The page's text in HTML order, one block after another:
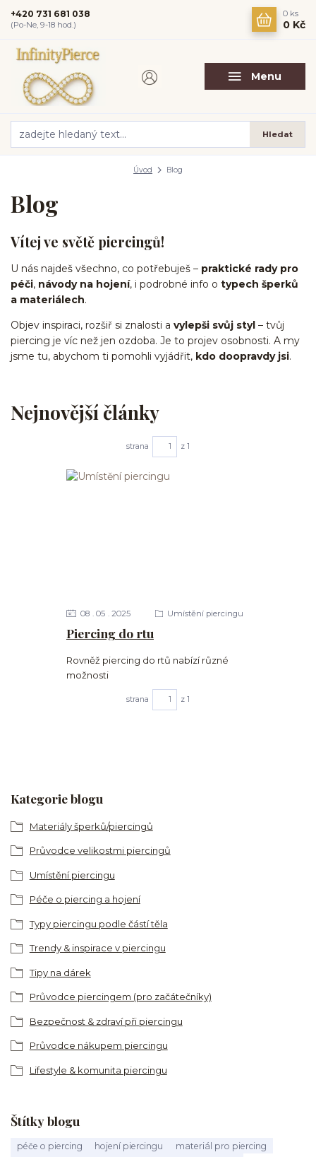
Menu
Hledat
+420 731 681 038
(Po-Ne, 9-18 hod.)
0 ks
0 Kč
Úvod Blog
Kategorie blogu
Materiály šperků/piercingů
Průvodce velikostmi piercingů
Umístění piercingu
Péče o piercing a hojení
Typy piercingu podle částí těla
Trendy & inspirace v piercingu
Tipy na dárek
Průvodce piercingem (pro začátečníky)
Bezpečnost & zdraví při piercingu
Průvodce nákupem piercingu
Lifestyle & komunita piercingu
Štítky blogu
péče o piercing hojení piercingu
materiál pro piercing
Blog
Vítej ve světě piercingů!
U nás najdeš všechno, co potřebuješ – praktické rady pro
péči, návody na hojení, i podrobné info o typech šperků
a materiálech.
Objev inspiraci, rozšiř si znalosti a vylepši svůj styl – tvůj
piercing je víc než jen ozdoba. Je to projev osobnosti. A my
jsme tu, abychom ti pomohli vyjádřit, kdo doopravdy jsi.
Nejnovější články
strana z 1
Piercing do rtu
08 05 2025 Umístění piercingu
Rovněž piercing do rtů nabízí různé
možnosti
strana z 1